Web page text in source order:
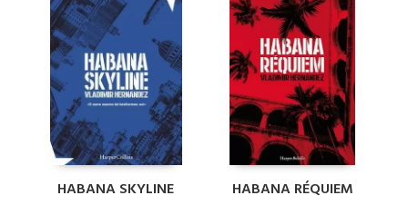
HABANA SKYLINE HABANA RÉQUIEM